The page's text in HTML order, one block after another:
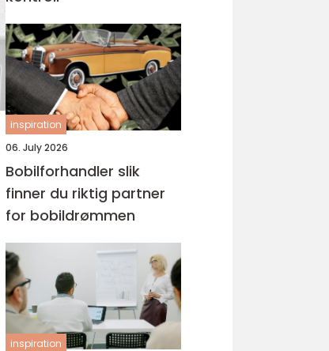
inspiration
06. July 2026
Bobilforhandler slik
finner du riktig partner
for bobildrømmen
inspiration